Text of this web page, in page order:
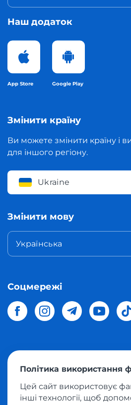
Наш додаток
App Store Google Play
Змінити країну
Ви можете змінити країну і
для іншого регіону.
Ukraine
Змінити мову
Українська
Соцмережі
магазинів світу в Україну.
Політика
Політика використання
Цей сайт використовує
інші технології, щоб